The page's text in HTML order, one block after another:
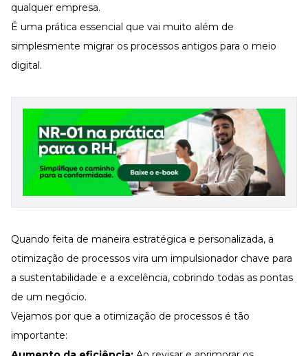
Infográfico
Conteúdo prático e rápido
Kits
Materiais centralizados
Newsletters
qualquer empresa.
É uma prática essencial que vai muito além de
simplesmente migrar os processos antigos para o meio
digital.
Quando feita de maneira estratégica e personalizada, a
otimização de processos vira um impulsionador chave para
a sustentabilidade e a excelência, cobrindo todas as pontas
de um negócio.
Vejamos por que a otimização de processos é tão
importante: